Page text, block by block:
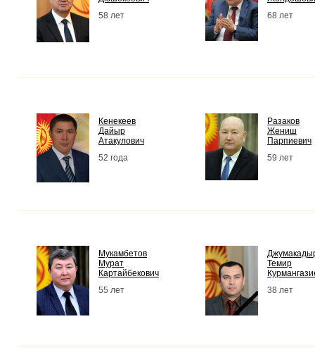
58 лет
68 лет
Кенекеев
Дайыр
Атакулович
52 года
Разаков
Жениш
Парпиевич
59 лет
Мукамбетов
Мурат
Картайбекович
55 лет
Темир
38 лет